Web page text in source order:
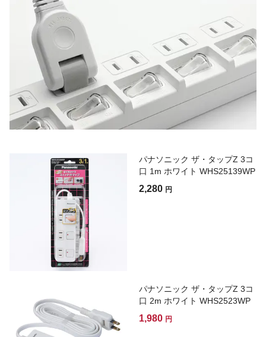
パナソニック ザ・タップZ 3コ
口 1m ホワイト WHS25139WP
2,280 円
パナソニック ザ・タップZ 3コ
口 2m ホワイト WHS2523WP
1,980 円